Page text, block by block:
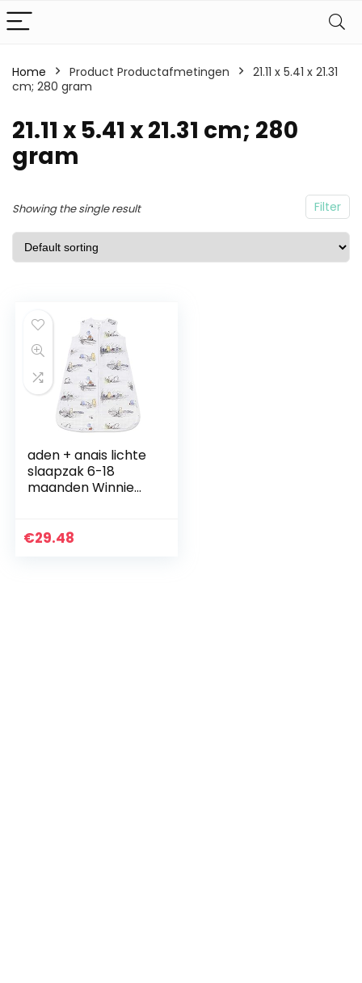
Home Product Productafmetingen
21.11 x 5.41 x 21.31
cm; 280 gram
21.11 x 5.41 x 21.31 cm; 280
gram
Filter
Showing the single result
aden + anais lichte
slaapzak 6-18
maanden Winnie
€29.48